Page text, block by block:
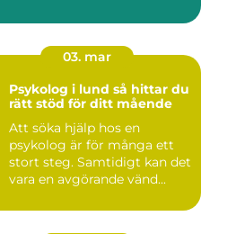
03. mar
Psykolog i lund så hittar du
rätt stöd för ditt mående
Att söka hjälp hos en
psykolog är för många ett
stort steg. Samtidigt kan det
vara en avgörande vänd...